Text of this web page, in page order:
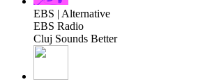
EBS | Alternative
EBS Radio
Cluj Sounds Better